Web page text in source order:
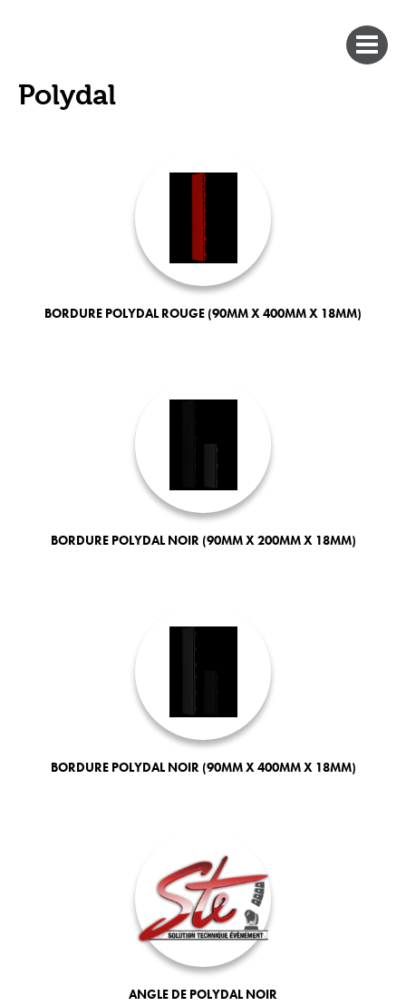
Polydal
BORDURE POLYDAL ROUGE (90MM X 400MM X 18MM)
BORDURE POLYDAL NOIR (90MM X 200MM X 18MM)
BORDURE POLYDAL NOIR (90MM X 400MM X 18MM)
ANGLE DE POLYDAL NOIR